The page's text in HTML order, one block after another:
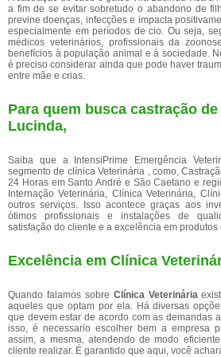
a fim de se evitar sobretudo o abandono de
previne doenças, infecções e impacta
especialmente em períodos de cio. Ou seja,
médicos veterinários, profissionais da
benefícios à população animal e à sociedade.
é preciso considerar ainda que pode haver
entre mãe e crias.
Para quem busca castração
Lucinda,
Saiba que a IntensiPrime Emergência
segmento de clínica Veterinária , como,
24 Horas em Santo André e São Caetano e
Internação Veterinária, Clínica Veterinária,
outros serviços. Isso acontece graças aos
ótimos profissionais e instalações de
satisfação do cliente e a excelência em produtos
Excelência em Clínica
Quando falamos sobre Clínica Veterinária
aqueles que optam por ela. Há diversas
que devem estar de acordo com as demandas
isso, é necessario escolher bem a empresa
assim, a mesma, atendendo de modo
cliente realizar. É garantido que aqui, você